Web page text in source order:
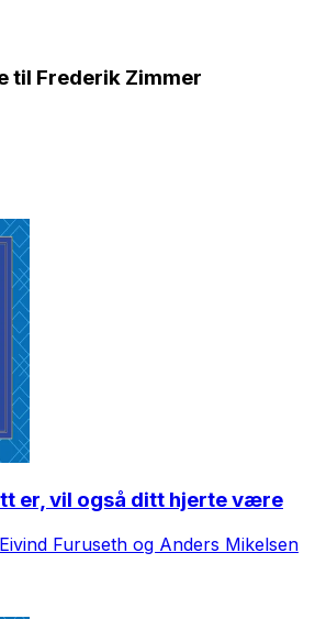
til Frederik Zimmer
er, vil også ditt hjerte være
Furuseth og Anders Mikelsen